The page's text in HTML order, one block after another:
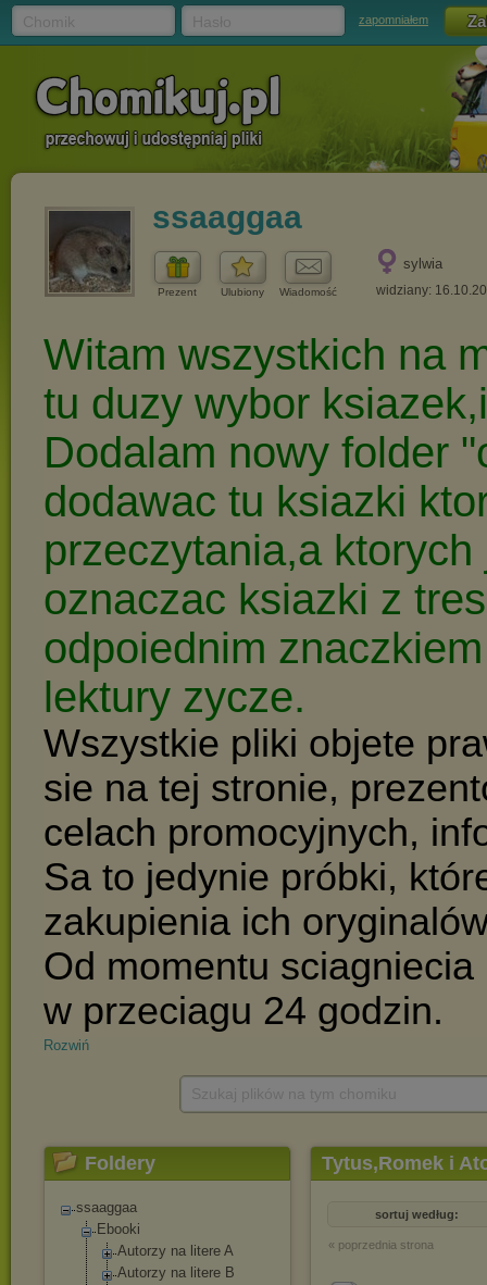
zapomniałem
ssaaggaa
Prezent Ulubiony Wiadomość
sylwia
widziany:
Rozwiń
Foldery
ssaaggaa
Ebooki
Autorzy na litere A
Autorzy na litere B
Tytus,Romek i
sortuj według:
« poprzednia strona